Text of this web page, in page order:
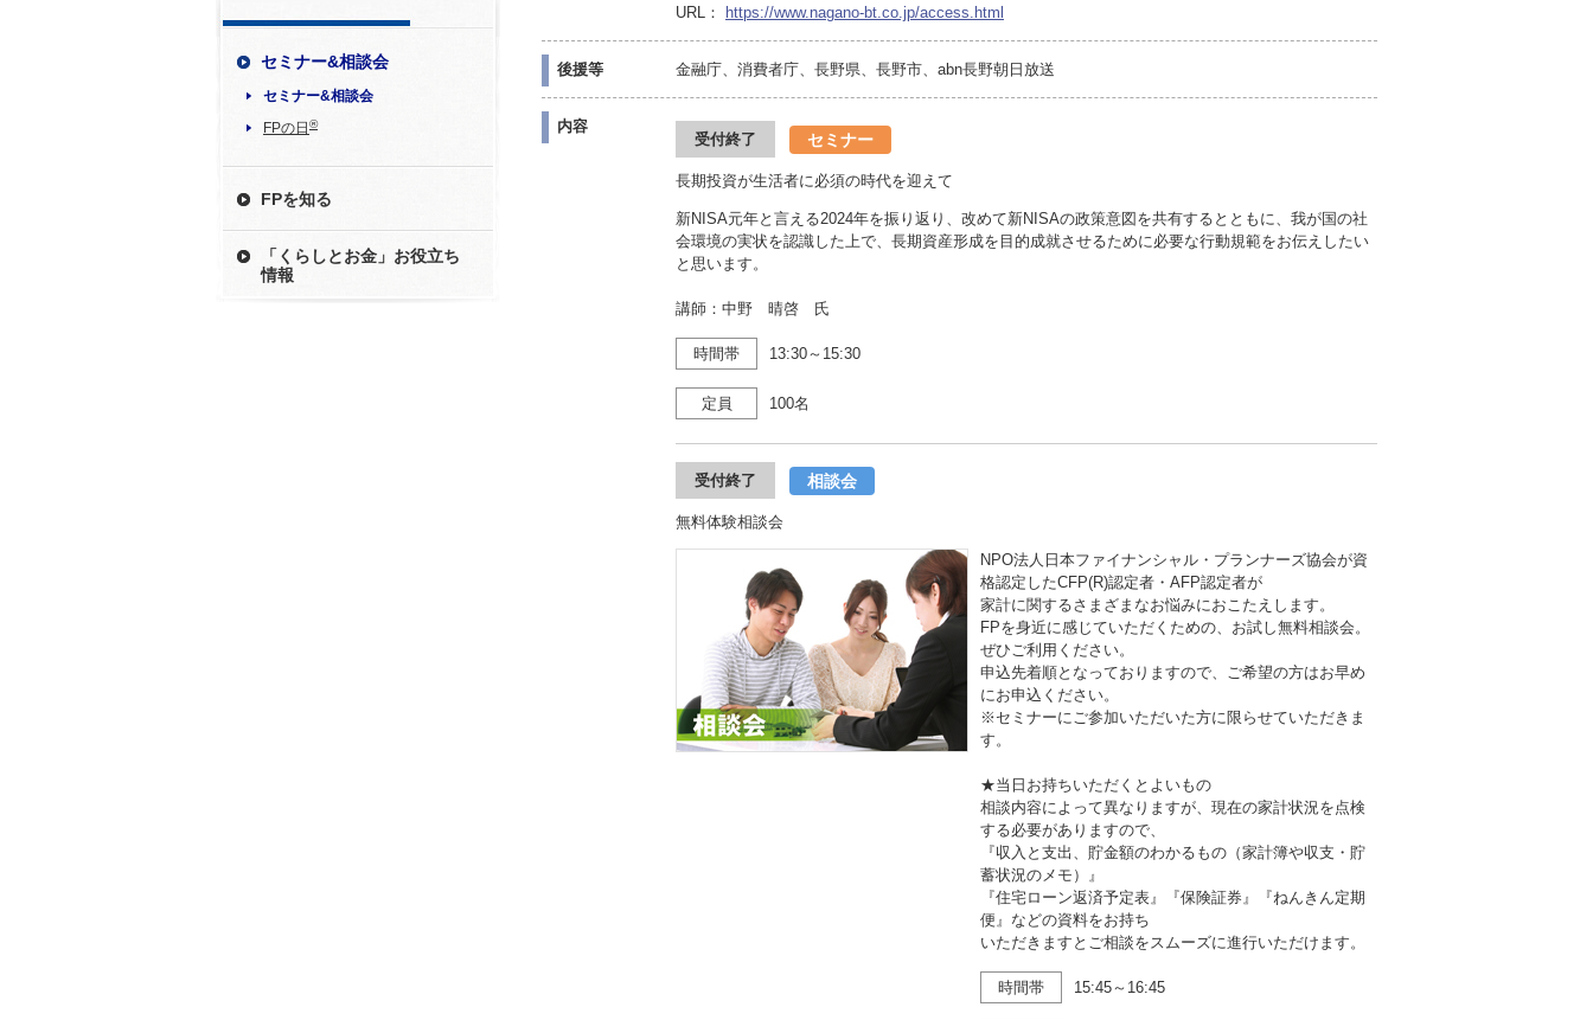
セミナー&相談会
セミナー&相談会
FPの日 ®
FPを知る
「くらしとお金」お役立ち
情報
URL：
https://www.nagano-bt.co.jp/access.html
後援等 金融庁、消費者庁、長野県、長野市、abn長野朝日放送
内容
受付終了 セミナー
長期投資が生活者に必須の時代を迎えて
新NISA元年と言える2024年を振り返り、改めて新NISAの政策意図を共有するとともに、我が国の社
会環境の実状を認識した上で、長期資産形成を目的成就させるために必要な行動規範をお伝えしたい
と思います。
講師：中野 晴啓 氏
時間帯 13:30～15:30
定員 100名
受付終了 相談会
無料体験相談会
NPO法人日本ファイナンシャル・プランナーズ協会が資
格認定したCFP(R)認定者・AFP認定者が
家計に関するさまざまなお悩みにおこたえします。
FPを身近に感じていただくための、お試し無料相談会。
ぜひご利用ください。
申込先着順となっておりますので、ご希望の方はお早め
にお申込ください。
※セミナーにご参加いただいた方に限らせていただきま
す。
★当日お持ちいただくとよいもの
相談内容によって異なりますが、現在の家計状況を点検
する必要がありますので、
『収入と支出、貯金額のわかるもの（家計簿や収支・貯
蓄状況のメモ）』
『住宅ローン返済予定表』『保険証券』『ねんきん定期
便』などの資料をお持ち
いただきますとご相談をスムーズに進行いただけます。
時間帯 15:45～16:45